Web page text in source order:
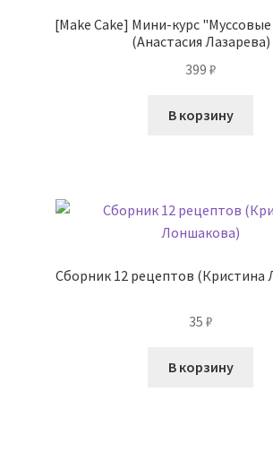
[Make Cake] Мини-курс
(Анастасия Лазарева)
399 ₽
В корзину
Сборник 12 рецептов (Кристина
35 ₽
В корзину